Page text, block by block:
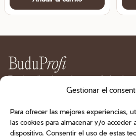
Gestionar el
Para ofrecer las mejores experiencias,
las cookies para almacenar y/o acceder
dispositivo. Consentir el uso de estas
Tienda online de productos profesionales
y pedicura en España. Geles, esmaltes,
CATÁLOGO